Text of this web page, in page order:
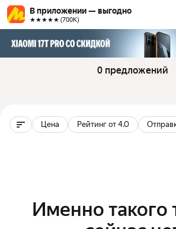
В приложении — выгодно
★★★★★ (700К)
0 предложений
Цена Рейтинг от 4.0
Именно такого